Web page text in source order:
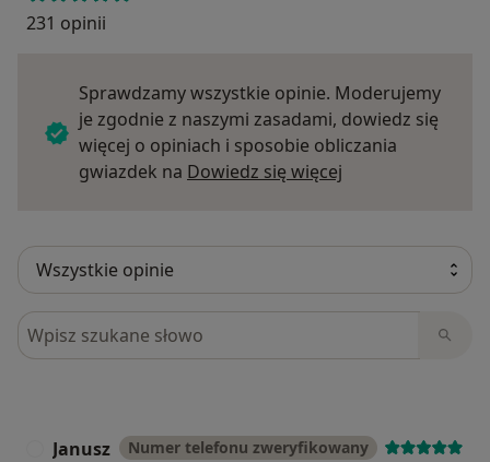
231 opinii
Sprawdzamy wszystkie opinie. Moderujemy
je zgodnie z naszymi zasadami, dowiedz się
więcej o opiniach i sposobie obliczania
gwiazdek na Dowiedz się więcej
Szukaj w opiniach
Janusz Numer telefonu zweryfikowany